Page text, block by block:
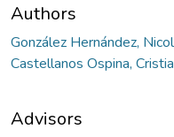
Authors
González Hernández,
Castellanos Ospina,
Advisors